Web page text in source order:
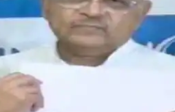
కిమ్స్ ఆసుపత్రి
వైద్యులను అడిగి
మాట్లాడి శ్రీతేజ పరిస్థితి
కుటుంబానికి ఆర్థిక